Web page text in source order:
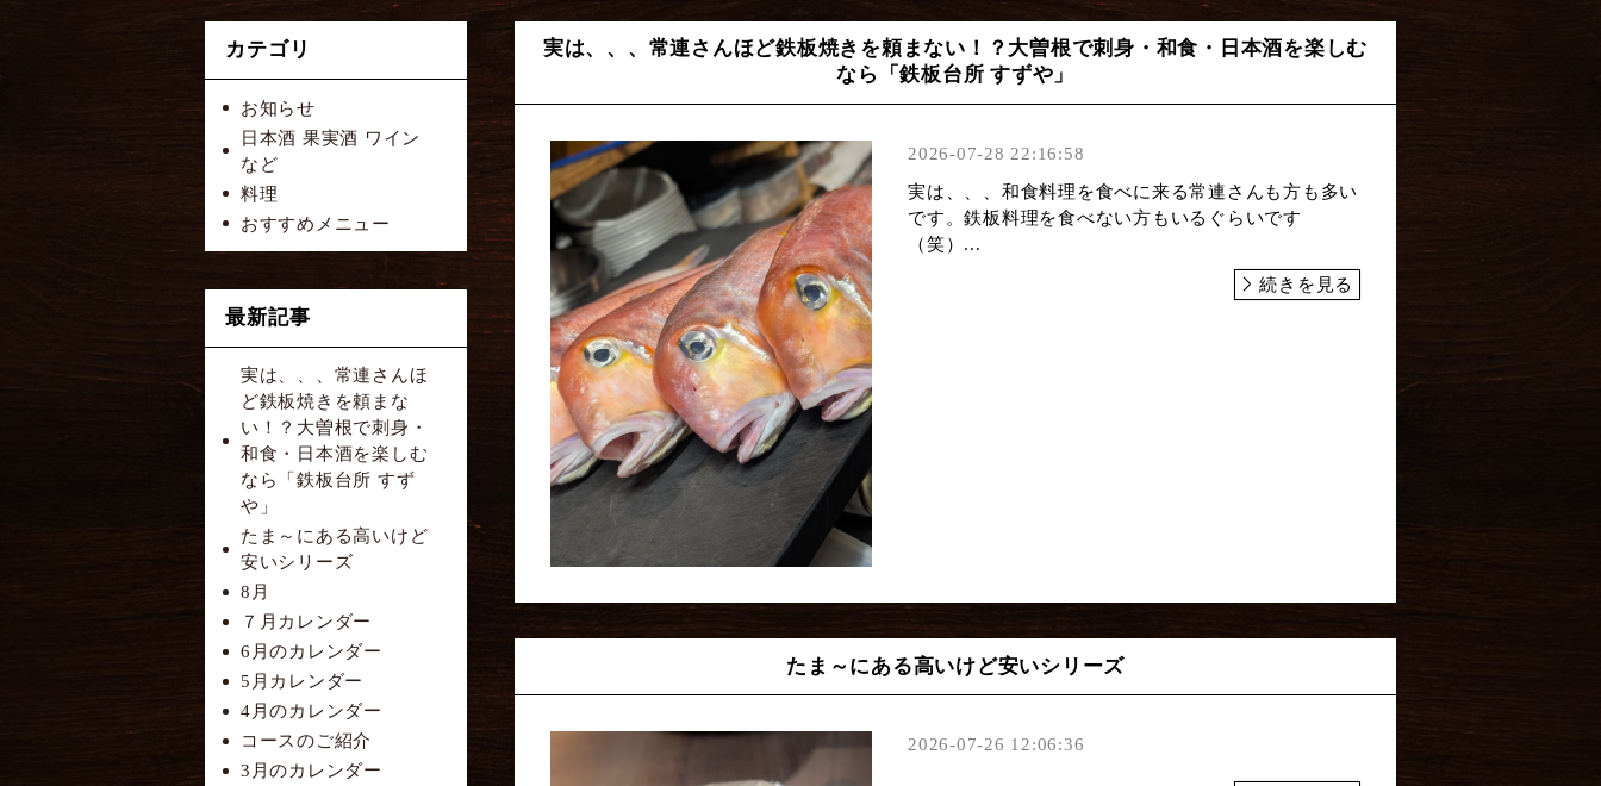
カテゴリ
お知らせ
日本酒 果実酒 ワイン
など
料理
おすすめメニュー
最新記事
実は、、、常連さんほ
ど鉄板焼きを頼まな
い！？大曽根で刺身・
和食・日本酒を楽しむ
なら「鉄板台所 すず
や」
たま～にある高いけど
安いシリーズ
8月
７月カレンダー
6月のカレンダー
5月カレンダー
4月のカレンダー
コースのご紹介
3月のカレンダー
実は、、、常連さんほど鉄板焼きを頼まない！？大曽根で刺身・和食・日本酒を楽しむ
なら「鉄板台所 すずや」
2026-07-28 22:16:58
実は、、、和食料理を食べに来る常連さんも方も多い
です。鉄板料理を食べない方もいるぐらいです
（笑）...
続きを見る
たま～にある高いけど安いシリーズ
2026-07-26 12:06:36